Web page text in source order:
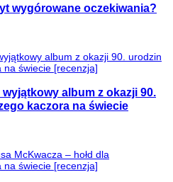
wygórowane oczekiwania?
album z okazji 90.
kaczora na świecie